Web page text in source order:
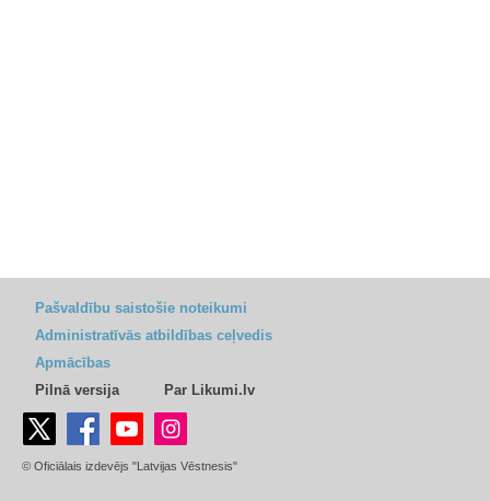
Pašvaldību saistošie noteikumi
Administratīvās atbildības ceļvedis
Apmācības
Pilnā versija
Par Likumi.lv
© Oficiālais izdevējs "Latvijas Vēstnesis"